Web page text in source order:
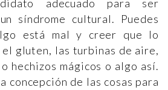
adecuado para ser
síndrome cultural. Puedes
está mal y creer que lo
el gluten, las turbinas de aire,
hechizos mágicos o algo así.
concepción de las cosas para